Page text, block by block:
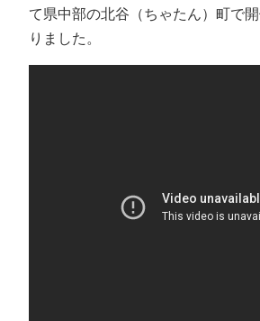
て県中部の北谷（ちゃたん）町で
りました。